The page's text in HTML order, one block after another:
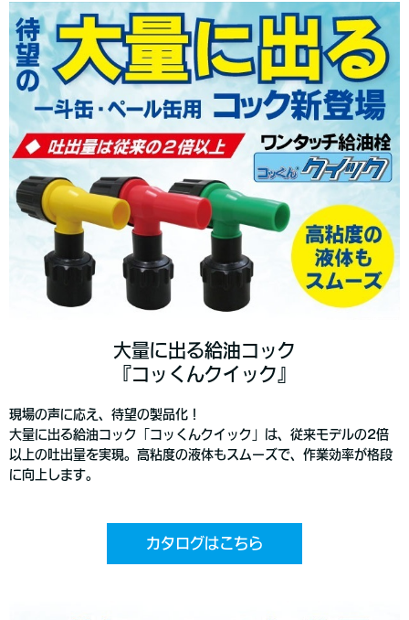
大量に出る給油コック
『コッくんクイック』
現場の声に応え、待望の製品化！
大量に出る給油コック「コッくんクイック」は、従来モデルの2倍
以上の吐出量を実現。高粘度の液体もスムーズで、作業効率が格段
に向上します。
カタログはこちら